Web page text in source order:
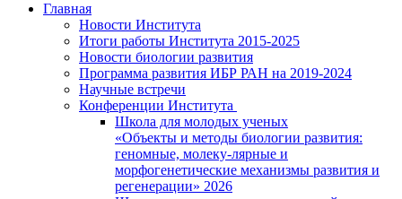
Главная
Новости Института
Итоги работы Института 2015-2025
Новости биологии развития
Программа развития ИБР РАН на 2019-2024
Научные встречи
Конференции Института
Школа для молодых ученых
«Объекты и методы биологии развития:
геномные, молеку-лярные и
морфогенетические механизмы развития и
регенерации» 2026